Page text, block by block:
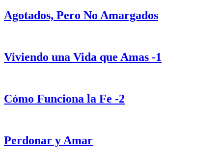
Agotados, Pero No Amargados
Viviendo una Vida que Amas -1
Cómo Funciona la Fe -2
Perdonar y Amar